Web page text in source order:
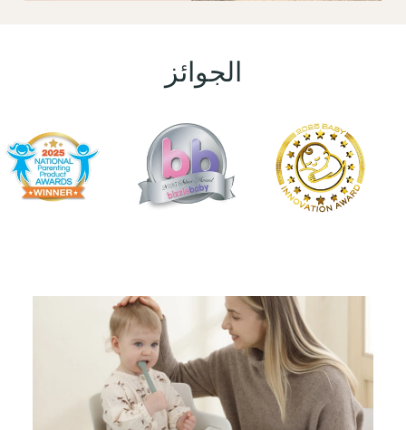
الجوائز